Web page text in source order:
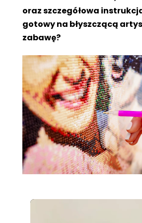
oraz szczegółowa
gotowy na błyszczącą
zabawę?